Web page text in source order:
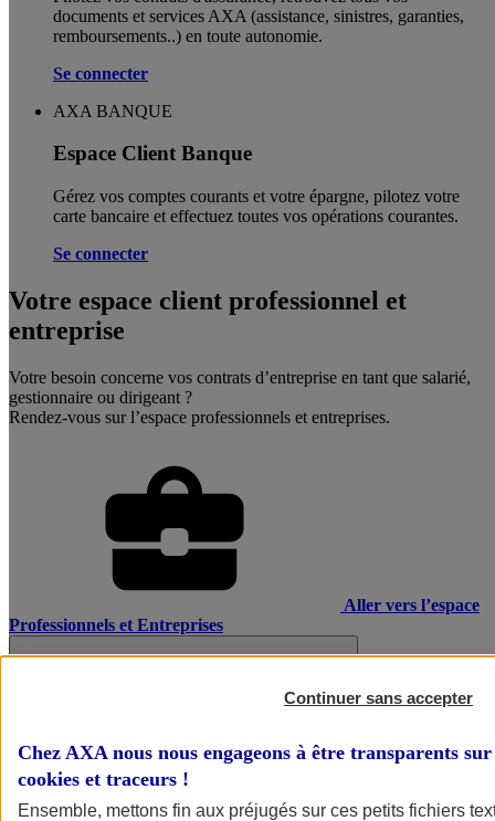
documents et services AXA (assistance, sinistres, garanties,
remboursements..) en toute autonomie. ​
Se connecter
AXA BANQUE
Espace Client Banque
Gérez vos comptes courants et votre épargne, pilotez votre
carte bancaire et effectuez toutes vos opérations courantes.
Se connecter
Votre espace client professionnel et
entreprise
Votre besoin concerne vos contrats d’entreprise en tant que salarié,
gestionnaire ou dirigeant ?
Rendez-vous sur l’espace professionnels et entreprises.
Aller vers l’espace
Professionnels et Entreprises
Continuer sans accepter
Chez AXA nous nous engageons à être transparents
cookies et traceurs !
Ensemble, mettons fin aux préjugés sur ces petits fichiers